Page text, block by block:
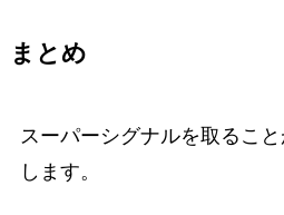
まとめ
スーパーシグナルを取るこ
します。